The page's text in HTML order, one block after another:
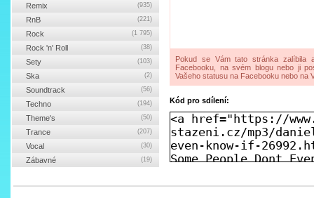
Pokud se Vám tato stránka zalíbila
Facebooku, na svém blogu nebo ji
Vašeho statusu na Facebooku nebo na
Kód pro sdílení:
Remix (935)
RnB (221)
Rock (1 795)
Rock 'n' Roll (38)
Sety (103)
Ska (2)
Soundtrack (56)
Techno (194)
Theme's (50)
Trance (207)
Vocal (30)
Zábavné (19)